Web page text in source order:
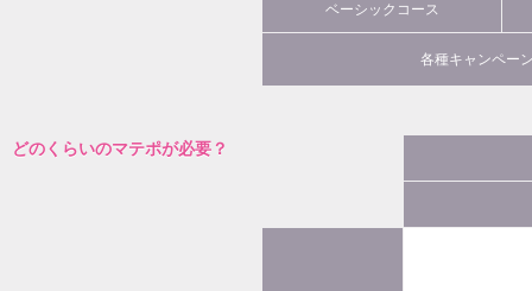
ベーシックコース
各種キャンペー
どのくらいのマテポが必要？